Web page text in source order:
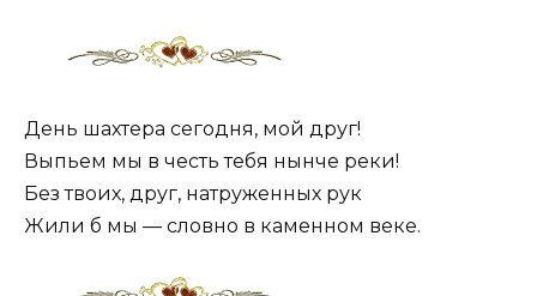
День шахтера сегодня, мой друг!
Выпьем мы в честь тебя нынче реки!
Без твоих, друг, натруженных рук
Жили б мы — словно в каменном веке.